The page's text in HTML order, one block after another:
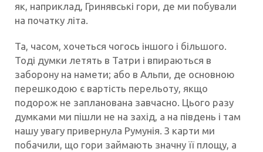
як, наприклад, Гринявські гори, де ми побували
на початку літа.
Та, часом, хочеться чогось іншого і більшого.
Тоді думки летять в Татри і впираються в
заборону на намети; або в Альпи, де основною
перешкодою є вартість перельоту, якщо
подорож не запланована завчасно. Цього разу
думками ми пішли не на захід, а на південь і там
нашу увагу привернула Румунія. З карти ми
побачили, що гори займають значну її площу, а